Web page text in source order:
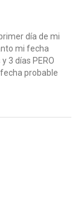
día de mi
mi fecha
3 días PERO
probable